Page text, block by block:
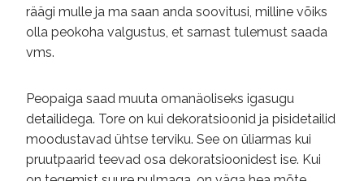
räägi mulle ja ma saan anda soovitusi, milline võiks
olla peokoha valgustus, et sarnast tulemust saada
vms.
Peopaiga saad muuta omanäoliseks igasugu
detailidega. Tore on kui dekoratsioonid ja pisidetailid
moodustavad ühtse terviku. See on üliarmas kui
pruutpaarid teevad osa dekoratsioonidest ise. Kui